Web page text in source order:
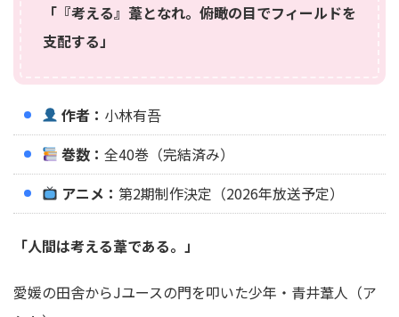
「『考える』葦となれ。俯瞰の目でフィールドを
支配する」
作者： 小林有吾
巻数：全40巻（完結済み）
アニメ：第2期制作決定（2026年放送予定）
「人間は考える葦である。」
愛媛の田舎からJユースの門を叩いた少年・青井葦人（ア